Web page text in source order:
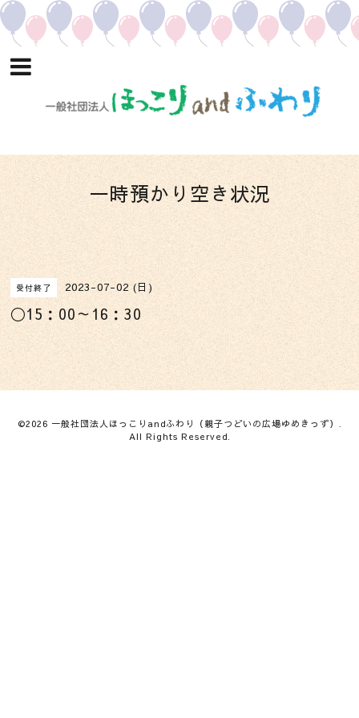
一時預かり空き状況
受付終了 2023-07-02 (日)
〇15：00～16：30
©2026 一般社団法人ほっこりandふわり（親子つどいの広場ゆめきっず）
All Rights Reserved.